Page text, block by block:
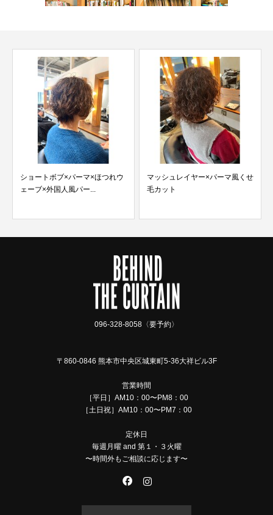
ショートボブ×パーマ×ほつれウ
ェーブ×外国人風パー...
マッシュレイヤー×パーマ風くせ
毛カット
096-328-8058〈要予約〉
〒860-0846 熊本市中央区城東町5-36大祥ビル3F
営業時間
［平日］AM10：00〜PM8：00
［土日祝］AM10：00〜PM7：00
定休日
毎週月曜 and 第１・３火曜
〜時間外もご相談に応じます〜